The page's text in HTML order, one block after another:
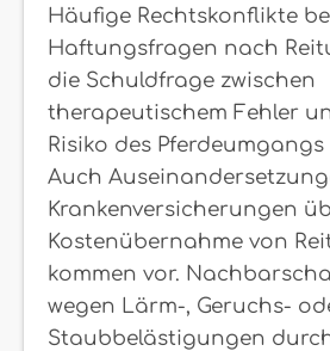
Häufige Rechtskonflikte
Haftungsfragen nach
die Schuldfrage zwischen
therapeutischem Fehler
Risiko des
Auch
Krankenversicherungen
Kostenübernahme von
kommen vor.
wegen Lärm-, Geruchs-
Staubbelästigungen